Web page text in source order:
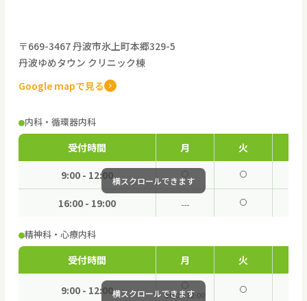
〒669-3467 丹波市氷上町本郷329-5
丹波ゆめタウン クリニック棟
Google mapで見る
内科・循環器内科
受付時間 月 火
9:00 - 12:00
16:00 - 19:00
精神科・心療内科
受付時間 月 火
9:00 - 12:00 10:00-12:00